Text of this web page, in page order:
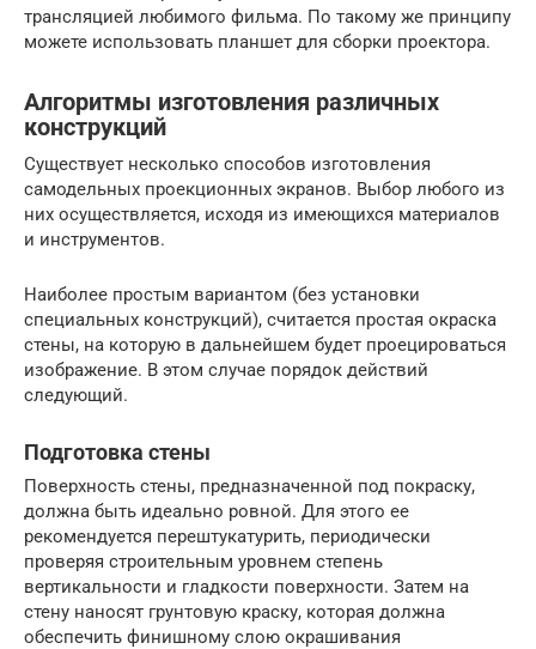
трансляцией любимого фильма. По такому же принципу
можете использовать планшет для сборки проектора.
Алгоритмы изготовления различных
конструкций
Существует несколько способов изготовления
самодельных проекционных экранов. Выбор любого из
них осуществляется, исходя из имеющихся материалов
и инструментов.
Наиболее простым вариантом (без установки
специальных конструкций), считается простая окраска
стены, на которую в дальнейшем будет проецироваться
изображение. В этом случае порядок действий
следующий.
Подготовка стены
Поверхность стены, предназначенной под покраску,
должна быть идеально ровной. Для этого ее
рекомендуется перештукатурить, периодически
проверяя строительным уровнем степень
вертикальности и гладкости поверхности. Затем на
стену наносят грунтовую краску, которая должна
обеспечить финишному слою окрашивания